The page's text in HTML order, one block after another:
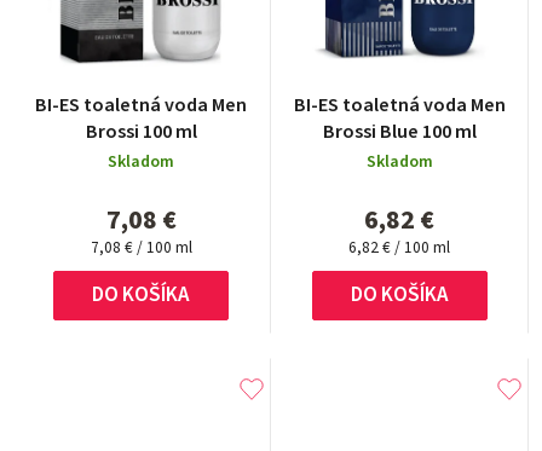
BI-ES toaletná voda Men
Brossi 100 ml
Skladom
7,08 €
Jednotková
cena:
7,08 € / 100 ml
DO KOŠÍKA
BI-ES toaletná voda Men
Brossi Blue 100 ml
Skladom
6,82 €
Jednotková
cena:
6,82 € / 100 ml
DO KOŠÍKA